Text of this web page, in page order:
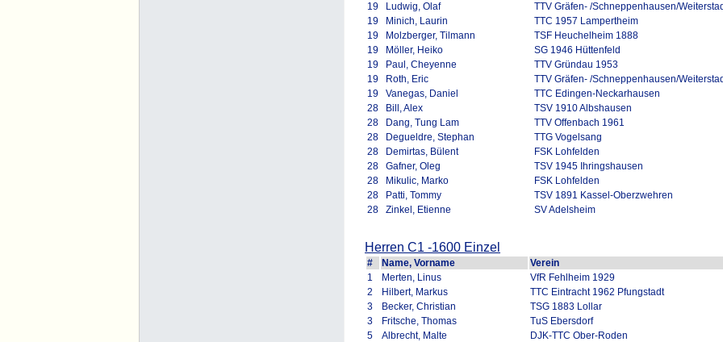
19
Ludwig, Olaf
TTV Gräfen- /Schneppenhausen/
19
Minich, Laurin
TTC 1957 Lampertheim
19
Molzberger, Tilmann
TSF Heuchelheim 1888
19
Möller, Heiko
SG 1946 Hüttenfeld
19
Paul, Cheyenne
TTV Gründau 1953
19
Roth, Eric
TTV Gräfen- /Schneppenhausen/
19
Vanegas, Daniel
TTC Edingen-Neckarhausen
28
Bill, Alex
TSV 1910 Albshausen
28
Dang, Tung Lam
TTV Offenbach 1961
28
Degueldre, Stephan
TTG Vogelsang
28
Demirtas, Bülent
FSK Lohfelden
28
Gafner, Oleg
TSV 1945 Ihringshausen
28
Mikulic, Marko
FSK Lohfelden
28
Patti, Tommy
TSV 1891 Kassel-Oberzwehren
28
Zinkel, Etienne SV Adelsheim
Herren C1 -1600 Einzel
# Name, Vorname
Verein
1
Merten, Linus
VfR Fehlheim 1929
2
Hilbert, Markus
TTC Eintracht 1962 Pfungstadt
3
Becker, Christian
TSG 1883 Lollar
3
Fritsche, Thomas
TuS Ebersdorf
5
Albrecht, Malte
DJK-TTC Ober-Roden